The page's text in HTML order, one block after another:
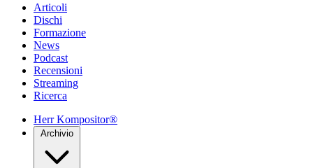
Articoli
Dischi
Formazione
News
Podcast
Recensioni
Streaming
Ricerca
Herr Kompositor®
Archivio